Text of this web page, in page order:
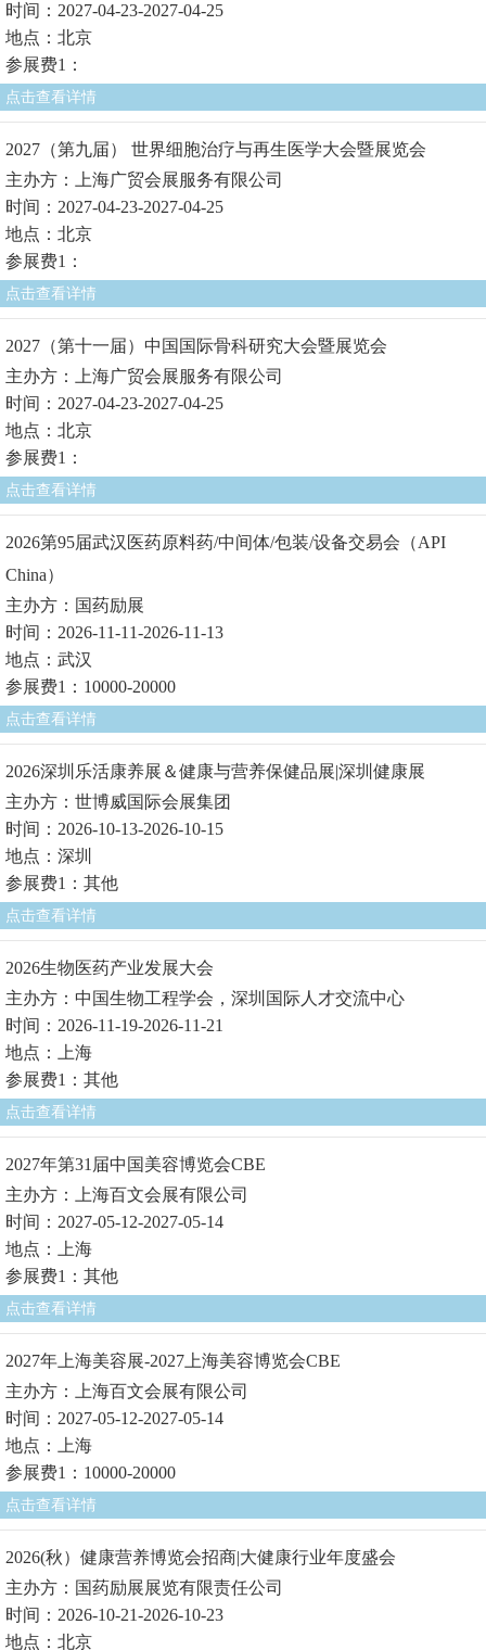
时间：2027-04-23-2027-04-25
地点：北京
参展费1：
点击查看详情
2027（第九届） 世界细胞治疗与再生医学大会暨展览会
主办方：上海广贸会展服务有限公司
时间：2027-04-23-2027-04-25
地点：北京
参展费1：
点击查看详情
2027（第十一届）中国国际骨科研究大会暨展览会
主办方：上海广贸会展服务有限公司
时间：2027-04-23-2027-04-25
地点：北京
参展费1：
点击查看详情
2026第95届武汉医药原料药/中间体/包装/设备交易会（API
China）
主办方：国药励展
时间：2026-11-11-2026-11-13
地点：武汉
参展费1：10000-20000
点击查看详情
2026深圳乐活康养展＆健康与营养保健品展|深圳健康展
主办方：世博威国际会展集团
时间：2026-10-13-2026-10-15
地点：深圳
参展费1：其他
点击查看详情
2026生物医药产业发展大会
主办方：中国生物工程学会，深圳国际人才交流中心
时间：2026-11-19-2026-11-21
地点：上海
参展费1：其他
点击查看详情
2027年第31届中国美容博览会CBE
主办方：上海百文会展有限公司
时间：2027-05-12-2027-05-14
地点：上海
参展费1：其他
点击查看详情
2027年上海美容展-2027上海美容博览会CBE
主办方：上海百文会展有限公司
时间：2027-05-12-2027-05-14
地点：上海
参展费1：10000-20000
点击查看详情
2026(秋）健康营养博览会招商|大健康行业年度盛会
主办方：国药励展展览有限责任公司
时间：2026-10-21-2026-10-23
地点：北京